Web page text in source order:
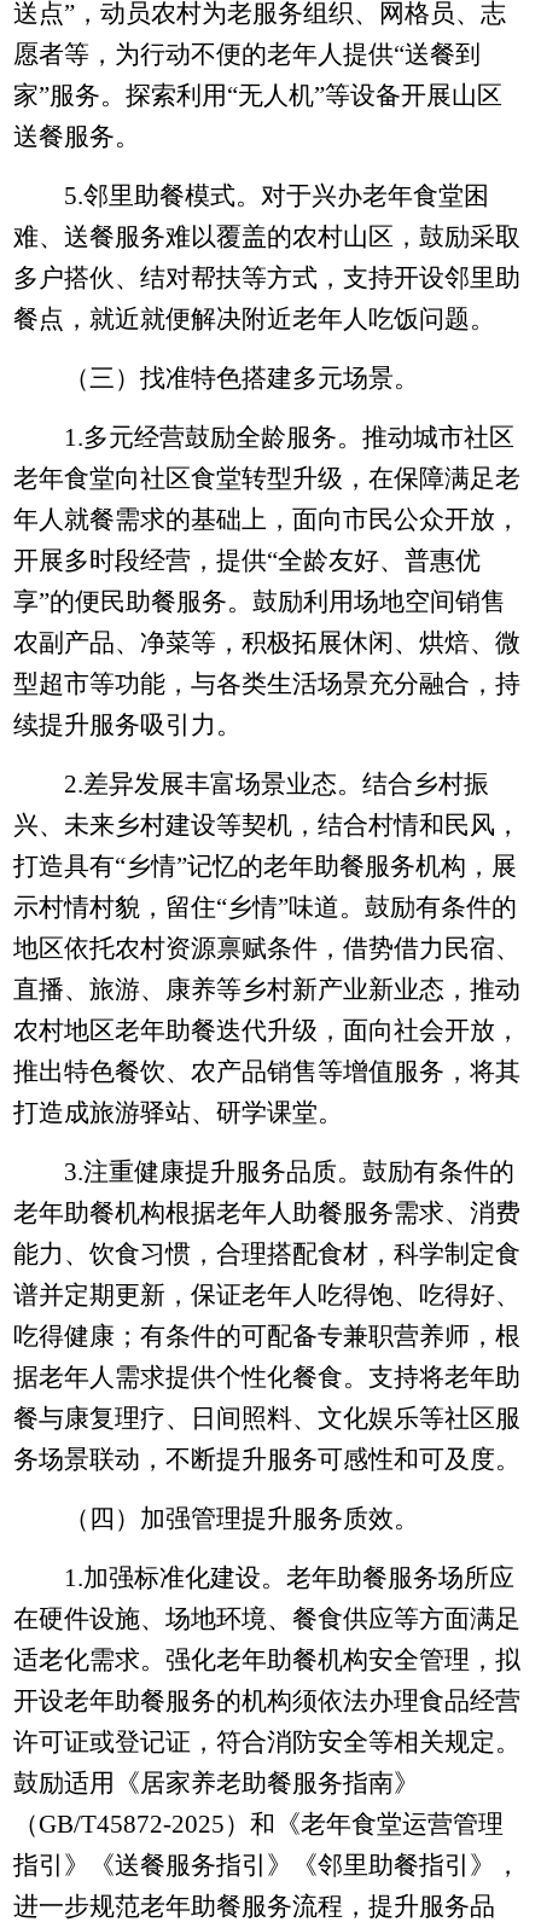
送点”，动员农村为老服务组织、网格员、志
愿者等，为行动不便的老年人提供“送餐到
家”服务。探索利用“无人机”等设备开展山区
送餐服务。
5.邻里助餐模式。对于兴办老年食堂困
难、送餐服务难以覆盖的农村山区，鼓励采取
多户搭伙、结对帮扶等方式，支持开设邻里助
餐点，就近就便解决附近老年人吃饭问题。
（三）找准特色搭建多元场景。
1.多元经营鼓励全龄服务。推动城市社区
老年食堂向社区食堂转型升级，在保障满足老
年人就餐需求的基础上，面向市民公众开放，
开展多时段经营，提供“全龄友好、普惠优
享”的便民助餐服务。鼓励利用场地空间销售
农副产品、净菜等，积极拓展休闲、烘焙、微
型超市等功能，与各类生活场景充分融合，持
续提升服务吸引力。
2.差异发展丰富场景业态。结合乡村振
兴、未来乡村建设等契机，结合村情和民风，
打造具有“乡情”记忆的老年助餐服务机构，展
示村情村貌，留住“乡情”味道。鼓励有条件的
地区依托农村资源禀赋条件，借势借力民宿、
直播、旅游、康养等乡村新产业新业态，推动
农村地区老年助餐迭代升级，面向社会开放，
推出特色餐饮、农产品销售等增值服务，将其
打造成旅游驿站、研学课堂。
3.注重健康提升服务品质。鼓励有条件的
老年助餐机构根据老年人助餐服务需求、消费
能力、饮食习惯，合理搭配食材，科学制定食
谱并定期更新，保证老年人吃得饱、吃得好、
吃得健康；有条件的可配备专兼职营养师，根
据老年人需求提供个性化餐食。支持将老年助
餐与康复理疗、日间照料、文化娱乐等社区服
务场景联动，不断提升服务可感性和可及度。
（四）加强管理提升服务质效。
1.加强标准化建设。老年助餐服务场所应
在硬件设施、场地环境、餐食供应等方面满足
适老化需求。强化老年助餐机构安全管理，拟
开设老年助餐服务的机构须依法办理食品经营
许可证或登记证，符合消防安全等相关规定。
鼓励适用《居家养老助餐服务指南》
（GB/T45872-2025）和《老年食堂运营管理
指引》《送餐服务指引》《邻里助餐指引》，
进一步规范老年助餐服务流程，提升服务品